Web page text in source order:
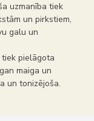
uzmanība tiek
un pirkstiem,
galu un
pielāgota
maiga un
un tonizējoša.